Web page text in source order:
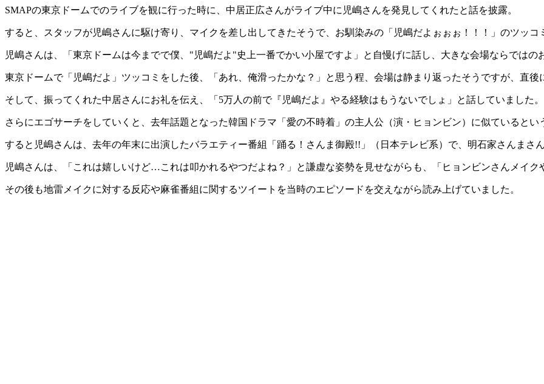
SMAPの東京ドームでのライブを観に行った時に、中居正広さんがライブ中に児嶋さんを発見してくれたと話を披露。
すると、スタッフが児嶋さんに駆け寄り、マイクを差し出してきたそうで、お馴染みの「児嶋だよぉぉぉ！！！」のツッコ
児嶋さんは、「東京ドームは今までで僕、"児嶋だよ"史上一番でかい小屋ですよ」と自慢げに話し、大きな会場ならではの
東京ドームで「児嶋だよ」ツッコミをした後、「あれ、俺滑ったかな？」と思う程、会場は静まり返ったそうですが、直
そして、振ってくれた中居さんにお礼を伝え、「5万人の前で『児嶋だよ』やる経験はもうないでしょ」と話していました。
さらにエゴサーチをしていくと、去年話題となった韓国ドラマ「愛の不時着」の主人公（演・ヒョンビン）に似ているとい
すると児嶋さんは、去年の年末に出演したバラエティー番組「踊る！さんま御殿!!」（日本テレビ系）で、明石家さんまさ
児嶋さんは、「これは嬉しいけど…これは叩かれるやつだよね？」と謙虚な姿勢を見せながらも、「ヒョンビンさんメイ
その後も地雷メイクに対する反応や麻雀番組に関するツイートを当時のエピソードを交えながら読み上げていました。